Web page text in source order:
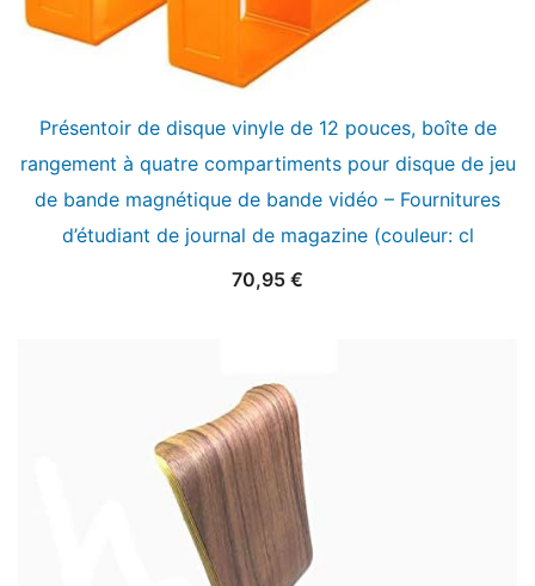
Présentoir de disque vinyle de 12 pouces, boîte de
rangement à quatre compartiments pour disque de jeu
de bande magnétique de bande vidéo – Fournitures
d’étudiant de journal de magazine (couleur: cl
70,95 €